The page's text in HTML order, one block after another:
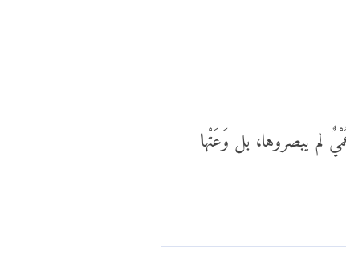
لم يبصروها، بل وَعَتْها